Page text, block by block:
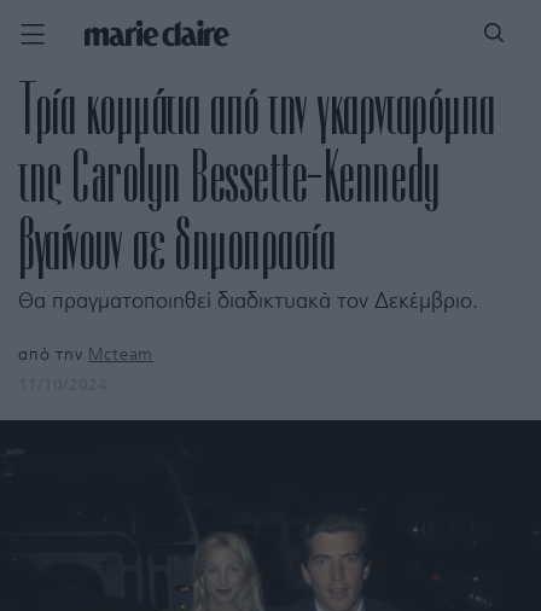
Τρία κομμάτια από την γκαρνταρόμπα
της Carolyn Bessette-Kennedy
βγαίνουν σε δημοπρασία
Θα πραγματοποιηθεί διαδικτυακά τον Δεκέμβριο.
από την Mcteam